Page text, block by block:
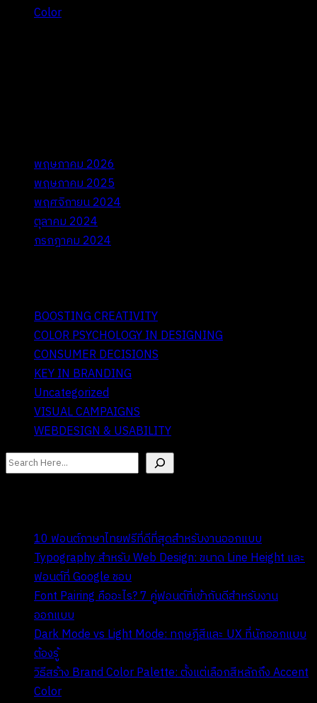
Color
พฤษภาคม 2026
พฤษภาคม 2025
พฤศจิกายน 2024
ตุลาคม 2024
กรกฎาคม 2024
BOOSTING CREATIVITY
COLOR PSYCHOLOGY IN DESIGNING
CONSUMER DECISIONS
KEY IN BRANDING
Uncategorized
VISUAL CAMPAIGNS
WEBDESIGN & USABILITY
ค้นหา
10 ฟอนต์ภาษาไทยฟรีที่ดีที่สุดสำหรับงานออกแบบ
Typography สำหรับ Web Design: ขนาด Line Height และ
ฟอนต์ที่ Google ชอบ
Font Pairing คืออะไร? 7 คู่ฟอนต์ที่เข้ากันดีสำหรับงาน
ออกแบบ
Dark Mode vs Light Mode: ทฤษฎีสีและ UX ที่นักออกแบบ
ต้องรู้
วิธีสร้าง Brand Color Palette: ตั้งแต่เลือกสีหลักถึง Accent
Color